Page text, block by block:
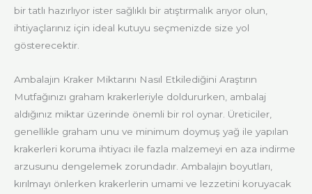
bir tatlı hazırlıyor ister sağlıklı bir atıştırmalık arıyor olun,
ihtiyaçlarınız için ideal kutuyu seçmenizde size yol
gösterecektir.
Ambalajın Kraker Miktarını Nasıl Etkilediğini Araştırın
Mutfağınızı graham krakerleriyle doldururken, ambalaj
aldığınız miktar üzerinde önemli bir rol oynar. Üreticiler,
genellikle graham unu ve minimum doymuş yağ ile yapılan
krakerleri koruma ihtiyacı ile fazla malzemeyi en aza indirme
arzusunu dengelemek zorundadır. Ambalajın boyutları,
kırılmayı önlerken krakerlerin umami ve lezzetini koruyacak